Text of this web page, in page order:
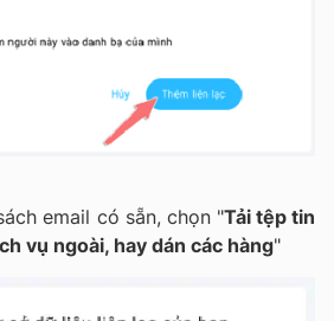
email có sẵn, chọn "Tải tệp tin
vụ ngoài, hay dán các hàng"